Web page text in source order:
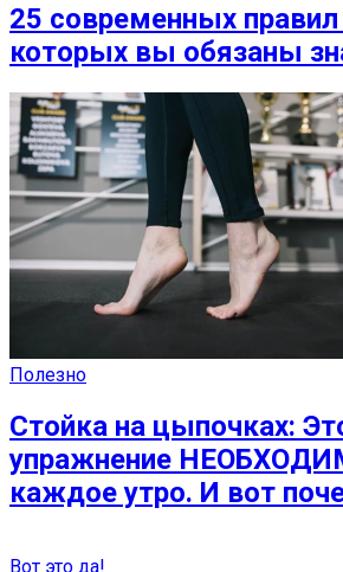
25 современных правил
которых вы обязаны
Полезно
Стойка на цыпочках:
упражнение
каждое утро. И вот
Вот это да!